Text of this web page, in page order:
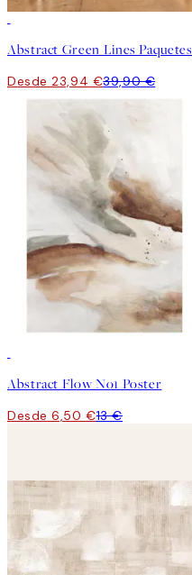
Desde 23,94 €39,90 €
Abstract Flow No1 Poster
Desde 6,50 €13 €